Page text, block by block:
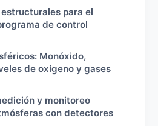
para el
de control
Monóxido,
de oxígeno y gases
y monitoreo
con detectores